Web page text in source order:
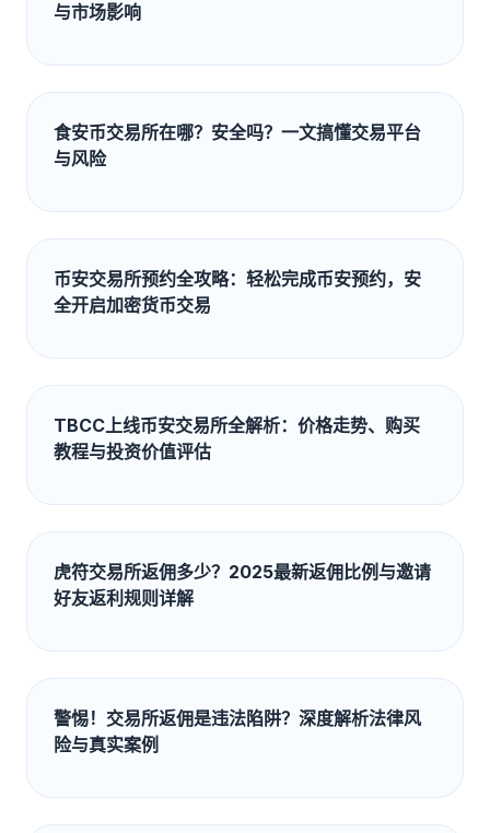
与市场影响
食安币交易所在哪？安全吗？一文搞懂交易平台
与风险
币安交易所预约全攻略：轻松完成币安预约，安
全开启加密货币交易
TBCC上线币安交易所全解析：价格走势、购买
教程与投资价值评估
虎符交易所返佣多少？2025最新返佣比例与邀请
好友返利规则详解
警惕！交易所返佣是违法陷阱？深度解析法律风
险与真实案例